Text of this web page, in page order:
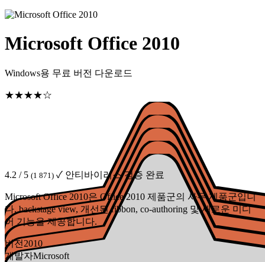
Microsoft Office 2010
Windows용 무료 버전 다운로드
★★★★☆
4.2 / 5 (1 871) ✓ 안티바이러스 검증 완료
Microsoft Office 2010은 Office 2010 제품군의 사무 제품군입니
다. backstage view, 개선된 ribbon, co-authoring 및 새로운 미디
어 기능을 제공합니다.
버전 2010
개발자Microsoft